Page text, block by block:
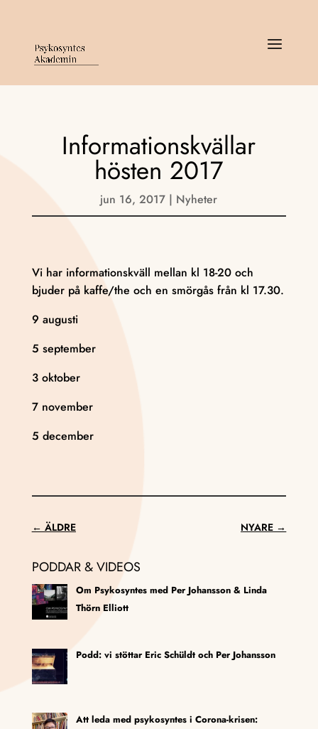
Informationskvällar
hösten 2017
jun 16, 2017 | Nyheter
Vi har informationskväll mellan kl 18-20 och
bjuder på kaffe/the och en smörgås från kl 17.30.
9 augusti
5 september
3 oktober
7 november
5 december
← ÄLDRE NYARE →
PODDAR & VIDEOS
Om Psykosyntes med Per Johansson & Linda
Thörn Elliott
Podd: vi stöttar Eric Schüldt och Per Johansson
Att leda med psykosyntes i Corona-krisen: